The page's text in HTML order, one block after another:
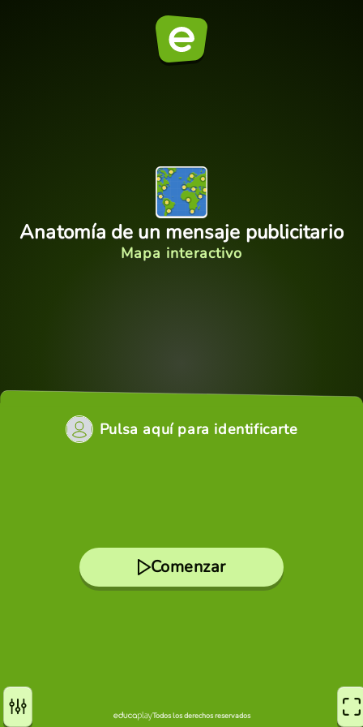
Anatomía de un mensaje publicitario
Mapa interactivo
Pulsa aquí para identificarte
Comenzar
Todos los derechos reservados